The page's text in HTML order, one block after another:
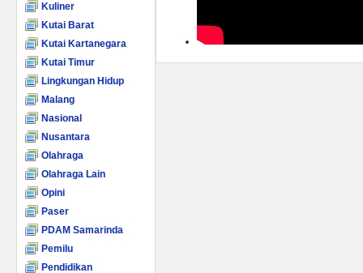
Kuliner
Kutai Barat
Kutai Kartanegara
Kutai Timur
Lingkungan Hidup
Malang
Nasional
Nusantara
Olahraga
Olahraga Lain
Opini
Paser
PDAM Samarinda
Pemilu
Pendidikan